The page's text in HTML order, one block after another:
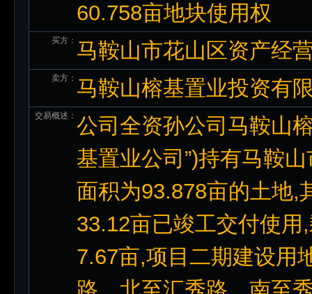
60.758亩地块使用权
买方： 马鞍山市花山区资产经
卖方： 马鞍山榕基置业投资有
交易概述： 公司全资孙公司马鞍山
基置业公司”)持有马鞍
面积为93.878亩的土地,
33.12亩已竣工交付使
7.67亩,项目二期建设用